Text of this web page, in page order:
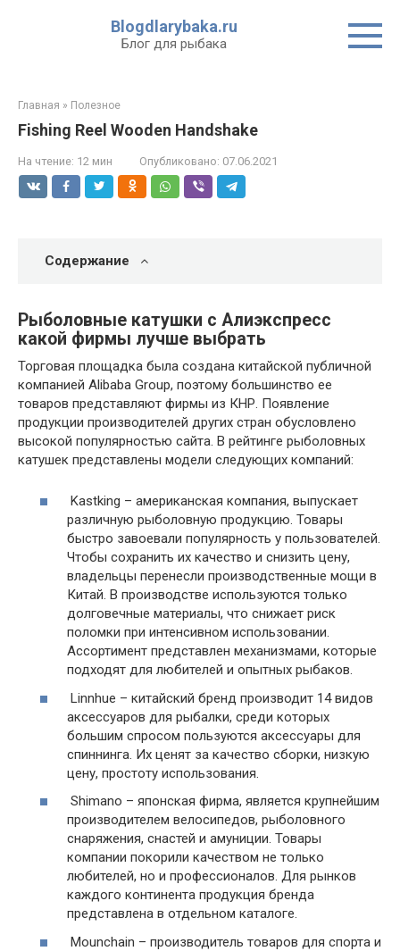
Blogdlarybaka.ru
Блог для рыбака
Главная » Полезное
Fishing Reel Wooden Handshake
На чтение: 12 мин Опубликовано: 07.06.2021
Содержание
Рыболовные катушки с Алиэкспресс
какой фирмы лучше выбрать
Торговая площадка была создана китайской публичной
компанией Alibaba Group, поэтому большинство ее
товаров представляют фирмы из КНР. Появление
продукции производителей других стран обусловлено
высокой популярностью сайта. В рейтинге рыболовных
катушек представлены модели следующих компаний:
Kastking – американская компания, выпускает
различную рыболовную продукцию. Товары
быстро завоевали популярность у пользователей.
Чтобы сохранить их качество и снизить цену,
владельцы перенесли производственные мощи в
Китай. В производстве используются только
долговечные материалы, что снижает риск
поломки при интенсивном использовании.
Ассортимент представлен механизмами, которые
подходят для любителей и опытных рыбаков.
Linnhue – китайский бренд производит 14 видов
аксессуаров для рыбалки, среди которых
большим спросом пользуются аксессуары для
спиннинга. Их ценят за качество сборки, низкую
цену, простоту использования.
Shimano – японская фирма, является крупнейшим
производителем велосипедов, рыболовного
снаряжения, снастей и амуниции. Товары
компании покорили качеством не только
любителей, но и профессионалов. Для рынков
каждого континента продукция бренда
представлена в отдельном каталоге.
Mounchain – производитель товаров для спорта и